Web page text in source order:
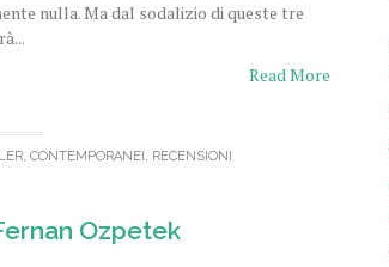
nulla. Ma dal sodalizio di queste tre
Read More
, CONTEMPORANEI , RECENSIONI
Ozpetek